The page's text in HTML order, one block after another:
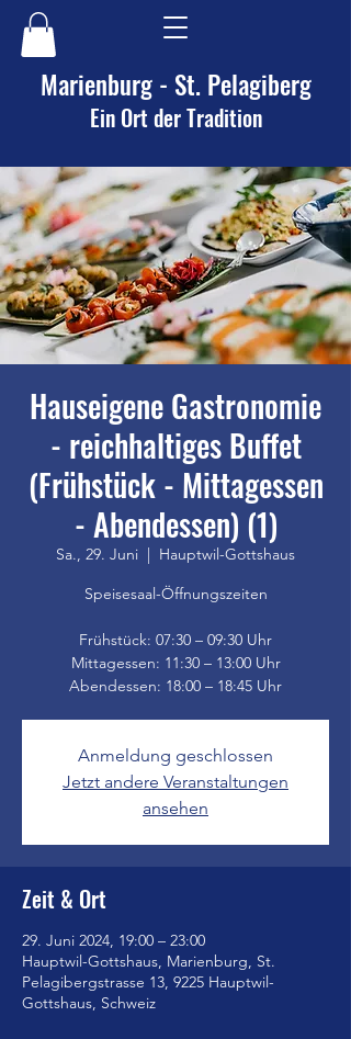
Marienburg - St. Pelagiberg
Ein Ort der Tradition
Hauseigene Gastronomie
- reichhaltiges Buffet
(Frühstück - Mittagessen
- Abendessen) (1)
Sa., 29. Juni
  |
Hauptwil-Gottshaus
Speisesaal-Öffnungszeiten
Frühstück: 07:30 – 09:30 Uhr
Mittagessen: 11:30 – 13:00 Uhr
Anmeldung geschlossen
Jetzt andere Veranstaltungen
ansehen
Zeit & Ort
29. Juni 2024, 19:00 – 23:00
Hauptwil-Gottshaus, Marienburg, St.
Pelagibergstrasse 13, 9225 Hauptwil-
Gottshaus, Schweiz